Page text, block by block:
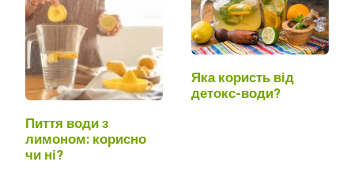
Пиття води з
лимоном: корисно
чи ні?
Яка користь від
детокс-води?